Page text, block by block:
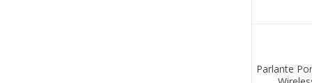
Parlante